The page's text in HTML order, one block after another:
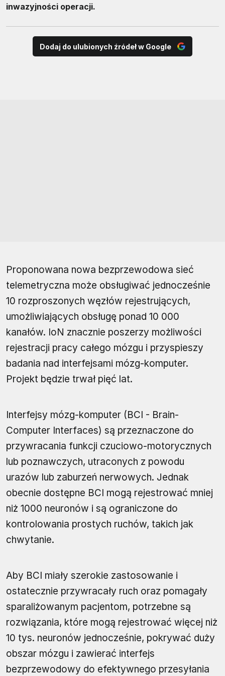
inwazyjności operacji.
Dodaj do ulubionych źródeł w Google
Proponowana nowa bezprzewodowa sieć
telemetryczna może obsługiwać jednocześnie
10 rozproszonych węzłów rejestrujących,
umożliwiających obsługę ponad 10 000
kanałów. IoN znacznie poszerzy możliwości
rejestracji pracy całego mózgu i przyspieszy
badania nad interfejsami mózg-komputer.
Projekt będzie trwał pięć lat.
Interfejsy mózg-komputer (BCI - Brain-
Computer Interfaces) są przeznaczone do
przywracania funkcji czuciowo-motorycznych
lub poznawczych, utraconych z powodu
urazów lub zaburzeń nerwowych. Jednak
obecnie dostępne BCI mogą rejestrować mniej
niż 1000 neuronów i są ograniczone do
kontrolowania prostych ruchów, takich jak
chwytanie.
Aby BCI miały szerokie zastosowanie i
ostatecznie przywracały ruch oraz pomagały
sparaliżowanym pacjentom, potrzebne są
rozwiązania, które mogą rejestrować więcej niż
10 tys. neuronów jednocześnie, pokrywać duży
obszar mózgu i zawierać interfejs
bezprzewodowy do efektywnego przesyłania